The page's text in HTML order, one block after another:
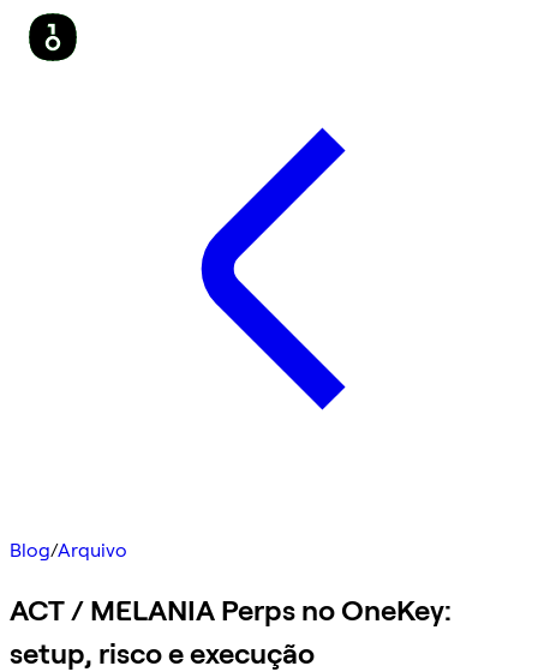
Blog/Arquivo
ACT / MELANIA Perps no OneKey:
setup, risco e execução